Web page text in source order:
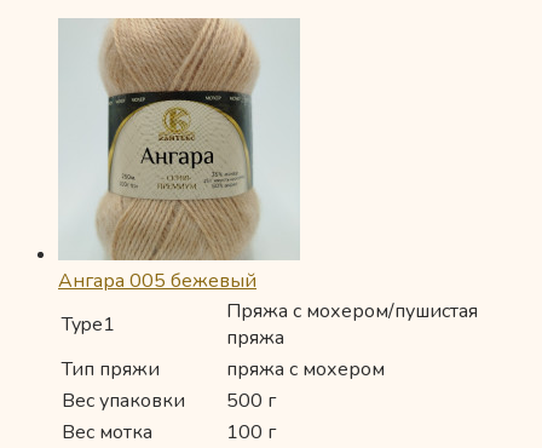
Ангара 005 бежевый
Type1
Пряжа с мохером/пушистая
пряжа
Тип пряжи
пряжа с мохером
Вес упаковки
500 г
Вес мотка
100 г